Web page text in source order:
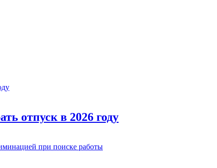
отпуск в 2026 году